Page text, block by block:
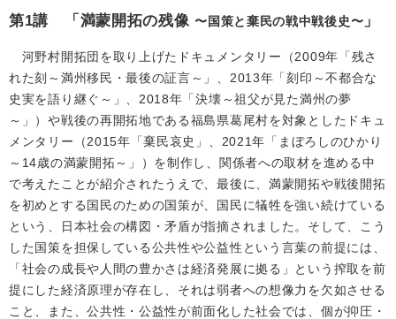
第1講 「満蒙開拓の残像〜国策と棄民の戦中戦後史〜 」
河野村開拓団を取り上げたドキュメンタリー（2009年「残さ
れた刻～満州移民・最後の証言～」、2013年「刻印～不都合な
史実を語り継ぐ～」、2018年「決壊～祖父が見た満州の夢
～」）や戦後の再開拓地である福島県葛尾村を対象としたドキュ
メンタリー（2015年「棄民哀史」、2021年「まぼろしのひかり
～14歳の満蒙開拓～」）を制作し、関係者への取材を進める中
で考えたことが紹介されたうえで、最後に、満蒙開拓や戦後開拓
を初めとする国民のための国策が、国民に犠牲を強い続けている
という、日本社会の構図・矛盾が指摘されました。そして、こう
した国策を担保している公共性や公益性という言葉の前提には、
「社会の成長や人間の豊かさは経済発展に拠る」という搾取を前
提にした経済原理が存在し、それは弱者への想像力を欠如させる
こと、また、公共性・公益性が前面化した社会では、個が抑圧・